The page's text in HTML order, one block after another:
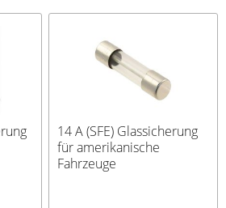
14 A (SFE) Glassicherung
für amerikanische
Fahrzeuge